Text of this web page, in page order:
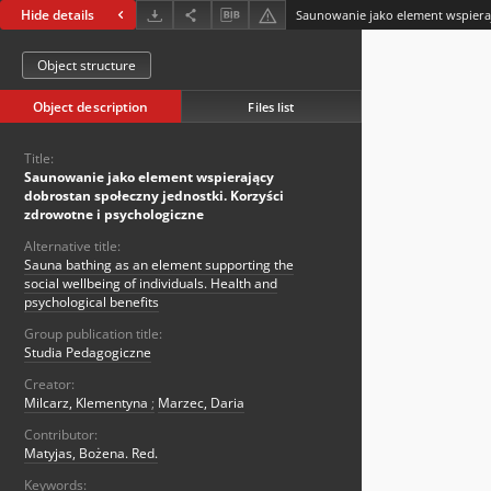
Hide details
Object structure
Object description Files list
Title:
Saunowanie jako element wspierający
dobrostan społeczny jednostki. Korzyści
zdrowotne i psychologiczne
Alternative title:
Sauna bathing as an element supporting the
social wellbeing of individuals. Health and
psychological benefits
Group publication title:
Studia Pedagogiczne
Creator:
Milcarz, Klementyna ; Marzec, Daria
Contributor:
Matyjas, Bożena. Red.
Keywords: